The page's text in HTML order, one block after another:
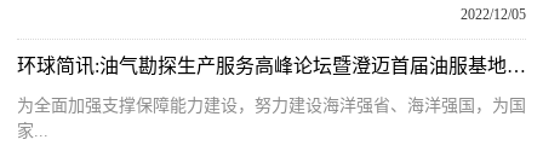
2022/12/05
环球简讯:油气勘探生产服务高峰论坛暨澄迈首届油服基地发布会将于12月8日举行
为全面加强支撑保障能力建设，努力建设海洋强省、海洋强国，为国
家...